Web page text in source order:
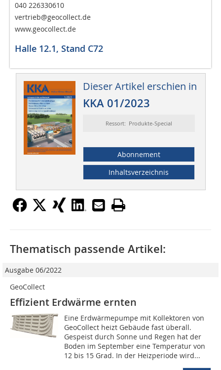
040 226330610
vertrieb@geocollect.de
www.geocollect.de
Halle 12.1, Stand C72
Dieser Artikel erschien in
KKA 01/2023
Ressort: Produkte-Special
Abonnement
Inhaltsverzeichnis
Thematisch passende Artikel:
Ausgabe 06/2022
GeoCollect
Effizient Erdwärme ernten
Eine Erdwärmepumpe mit Kollektoren von
GeoCollect heizt Gebäude fast überall.
Gespeist durch Sonne und Regen hat der
Boden im September eine Temperatur von
12 bis 15 Grad. In der Heizperiode wird...